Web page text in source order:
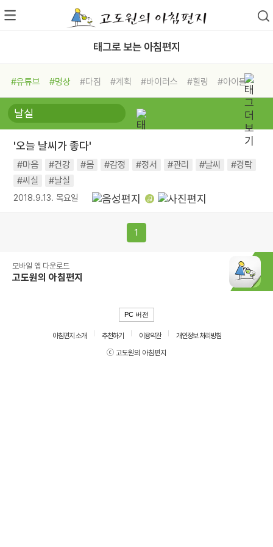
태그로 보는 아침편지
#유튜브 #명상 #다짐 #계획 #바이러스 #힐링
#아이들
#비전캠프
#독서캠프 #삶
#희망
#나눔 #친구 #링컨학교
#독서
#건강 #면역력
'오늘 날씨가 좋다'
#마음 #건강 #몸 #감정 #정서 #관리 #날씨
#경락
#씨실
#날실
2018.9.13. 목요일
1
모바일 앱 다운로드
고도원의 아침편지
PC 버전
아침편지 소개 추천하기 이용약관
개인정보 처리방침
ⓒ 고도원의 아침편지